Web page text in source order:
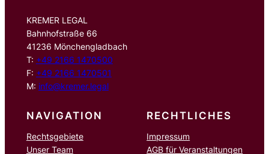
KREMER LEGAL
Bahnhofstraße 66
41236 Mönchengladbach
T: +49 2166 1470500
F: +49 2166 1470501
M: info@kremer.legal
NAVIGATION
Rechtsgebiete
Unser Team
RECHTLICHES
Impressum
AGB für Veranstaltungen